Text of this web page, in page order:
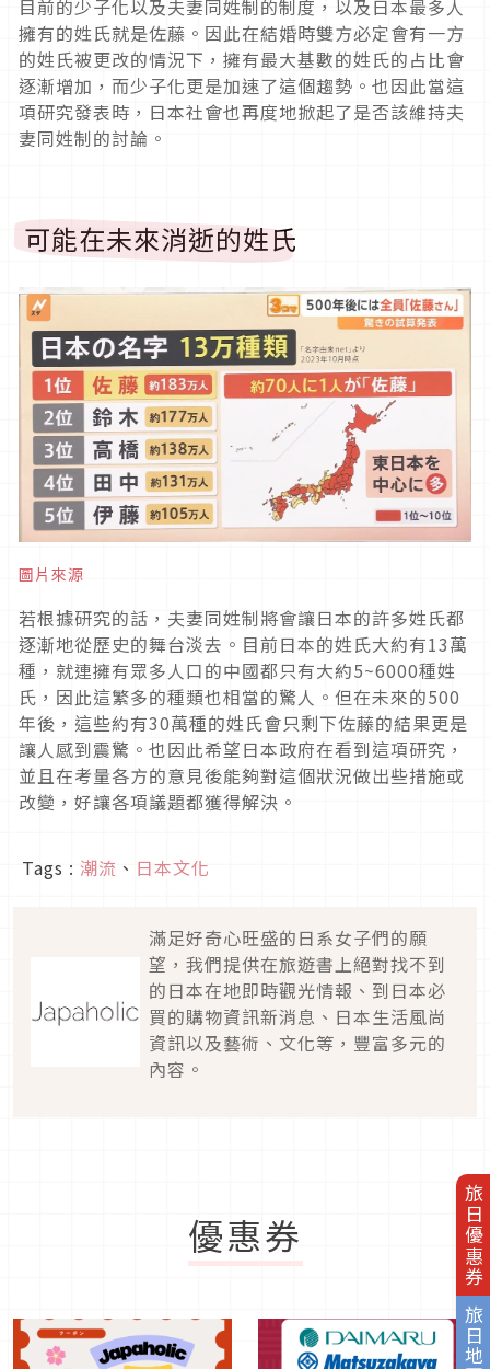
旅日優惠券
旅日地圖
目前的少子化以及夫妻同姓制的制度，以及日本最多人
擁有的姓氏就是佐藤。因此在結婚時雙方必定會有一方
的姓氏被更改的情況下，擁有最大基數的姓氏的占比會
逐漸增加，而少子化更是加速了這個趨勢。也因此當這
項研究發表時，日本社會也再度地掀起了是否該維持夫
妻同姓制的討論。
可能在未來消逝的姓氏
圖片來源
若根據研究的話，夫妻同姓制將會讓日本的許多姓氏都
逐漸地從歷史的舞台淡去。目前日本的姓氏大約有13萬
種，就連擁有眾多人口的中國都只有大約5~6000種姓
氏，因此這繁多的種類也相當的驚人。但在未來的500
年後，這些約有30萬種的姓氏會只剩下佐藤的結果更是
讓人感到震驚。也因此希望日本政府在看到這項研究，
並且在考量各方的意見後能夠對這個狀況做出些措施或
改變，好讓各項議題都獲得解決。
Tags : 潮流 、 日本文化
滿足好奇心旺盛的日系女子們的願
望，我們提供在旅遊書上絕對找不到
的日本在地即時觀光情報、到日本必
買的購物資訊新消息、日本生活風尚
資訊以及藝術、文化等，豐富多元的
內容。
優惠券